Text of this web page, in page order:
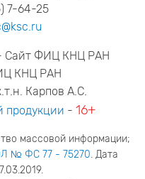
7-64-25
Сайт ФИЦ КНЦ РАН
КНЦ РАН
Карпов А.С.
продукции - 16+
массовой информации;
№ ФС 77 - 75270. Дата